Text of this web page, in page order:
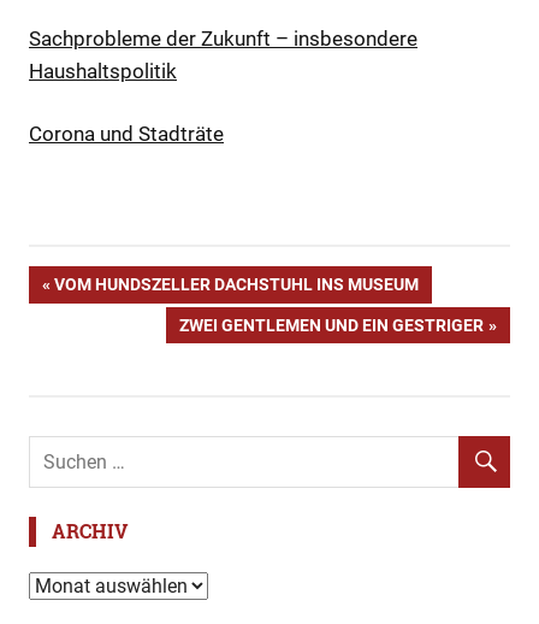
Sachprobleme der Zukunft – insbesondere
Haushaltspolitik
Corona und Stadträte
Grob
CSU
Stoll
Grüne
Beitragsnavigation
VORHERIGER
BEITRAG:
VOM HUNDSZELLER DACHSTUHL INS MUSEUM
NÄCHSTER
ZWEI GENTLEMEN UND EIN GESTRIGER
ARCHIV
Archiv